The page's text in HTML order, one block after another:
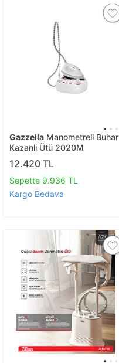
Gazzella Manometreli Buhar
Kazanli Ütü 2020M
12.420 TL
Sepette 9.936 TL
Kargo Bedava